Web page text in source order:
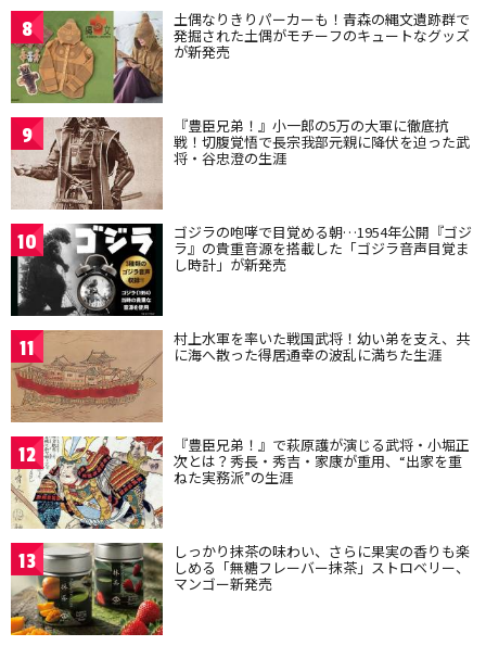
8 土偶なりきりパーカーも！青森の縄文遺跡群で
発掘された土偶がモチーフのキュートなグッズ
が新発売
9 『豊臣兄弟！』小一郎の5万の大軍に徹底抗
戦！切腹覚悟で長宗我部元親に降伏を迫った武
将・谷忠澄の生涯
10 ゴジラの咆哮で目覚める朝…1954年公開『ゴジ
ラ』の貴重音源を搭載した「ゴジラ音声目覚ま
し時計」が新発売
11 村上水軍を率いた戦国武将！幼い弟を支え、共
に海へ散った得居通幸の波乱に満ちた生涯
12 『豊臣兄弟！』で萩原護が演じる武将・小堀正
次とは？秀長・秀吉・家康が重用、“出家を重
ねた実務派”の生涯
13 しっかり抹茶の味わい、さらに果実の香りも楽
しめる「無糖フレーバー抹茶」ストロベリー、
マンゴー新発売